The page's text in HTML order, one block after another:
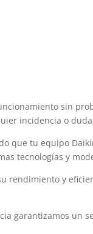
sin
incidencia o
que tu equipo
tecnologías y
rendimiento y
garantizamos un